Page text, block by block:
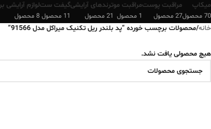
میکاپ
70 محصول
مراقبت پوست
27 محصول
مراقبت مو
1 محصول
ترندهای آرایشی
21 محصول
گیفت ست
11 محصول
لوازم آرایشی
8 محصول
خانه/محصولات برچسب خورده “پد بلندر ریل تکنیک میراکل مدل 91566”
هیچ محصولی یافت نشد.